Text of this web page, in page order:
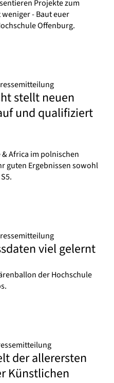
Projekte zum
- Baut euer
Offenburg.
stellt neuen
und qualifiziert
Africa im polnischen
guten Ergebnissen sowohl
viel gelernt
der Hochschule
der allerersten
Künstlichen